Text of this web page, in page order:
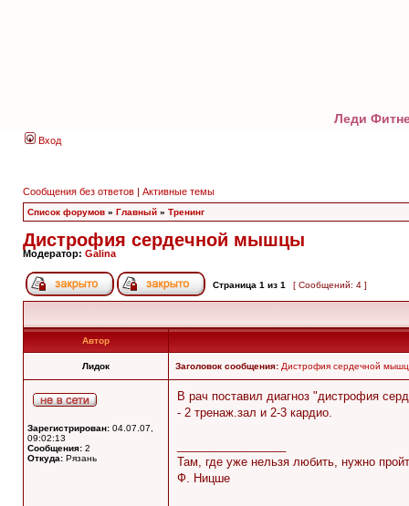
Леди
Вход
Сообщения без ответов | Активные темы
Список форумов » Главный » Тренинг
Дистрофия сердечной мышцы
Модератор: Galina
Страница 1 из 1 [ Сообщений: 4 ]
Автор
Лидок Заголовок сообщения: Дистрофия сердечной
Зарегистрирован: 04.07.07,
09:02:13
Сообщения: 2
Откуда: Рязань
В рач поставил диагноз "дистрофия
- 2 тренаж.зал и 2-3 кардио.
Там, где уже нельзя любить, нужно
Ф. Ницше